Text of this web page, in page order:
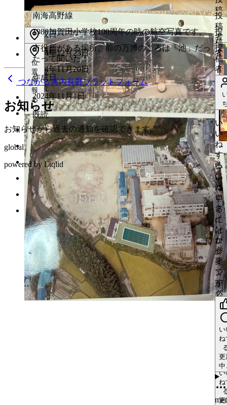
い
ね
す
る
に
は
ロ
グ
イ
ン
が
必
要
で
す
い
ね
更
既読
い
い
ね
す
る
に
は
ロ
グ
イ
ン
が
必
要
で
す
い
ね
更
既読
い
い
ね
す
る
に
は
ロ
グ
イ
ン
が
必
要
で
す
い
ね
更
(2025年1月18日編集済み)
既読
い
い
ね
す
る
に
は
ロ
グ
イ
ン
が
必
要
で
す
い
ね
更
2025年1月18日
2025年1月18日 編集済み
既読
い
い
ね
す
る
に
は
ロ
グ
イ
ン
が
必
要
で
す
い
ね
更
2024年12月23日
(2024年12月23日編集済み
既読
者
い
い
ね
す
る
に
は
ロ
グ
イ
ン
が
必
要
で
す
い
ね
更
作成日
2024年12月23日
既読
稿
者
い
い
ね
す
る
に
は
ロ
グ
イ
ン
が
必
要
で
す
い
更
南海高野線
作成日
2024年12月23日
既読
投
稿
者
い
い
ね
す
る
に
は
ロ
グ
イ
ン
が
必
要
で
す
い
ね
更
位
置
情
報
あ
り
1980加賀田小学校100周年の時の航空写真です。
作成日
2024年11月20日
既読
投
稿
者
い
い
ね
す
る
に
は
ロ
グ
イ
ン
が
必
要
で
す
い
ね
更
位
置
情
報
あ
り
市役所がある場所、前の万博のころは「池」だっ
たって聞いた！
作成日
2024年11月1日
既読
投
稿
者
い
い
ね
す
る
に
は
ロ
グ
イ
ン
が
必
要
で
す
い
ね
更
つながる河内長野プラットフォーム
お知らせ
お知らせから過去の通知を確認できます。
global
powered by Liqlid